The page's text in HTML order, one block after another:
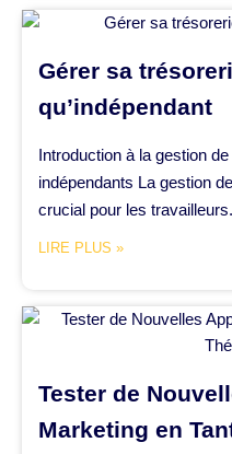
Gérer sa
qu’indépendant
Introduction à la gestion
indépendants La gestion
crucial pour les
LIRE PLUS »
Tester de
Marketing en